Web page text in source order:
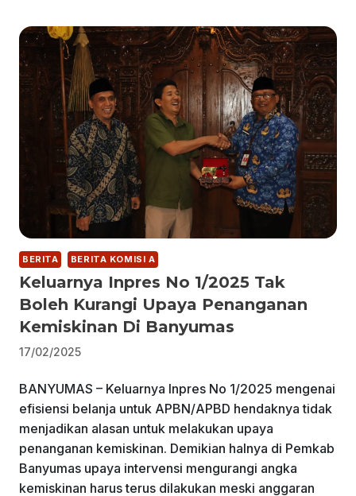
BERITA BERITA KOMISI A
Keluarnya Inpres No 1/2025 Tak
Boleh Kurangi Upaya Penanganan
Kemiskinan Di Banyumas
17/02/2025
BANYUMAS – Keluarnya Inpres No 1/2025 mengenai
efisiensi belanja untuk APBN/APBD hendaknya tidak
menjadikan alasan untuk melakukan upaya
penanganan kemiskinan. Demikian halnya di Pemkab
Banyumas upaya intervensi mengurangi angka
kemiskinan harus terus dilakukan meski anggaran